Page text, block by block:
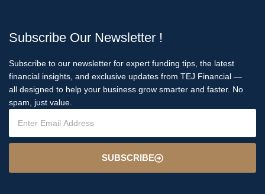
Subscribe Our Newsletter !
Subscribe to our newsletter for expert funding tips, the latest
financial insights, and exclusive updates from TEJ Financial —
all designed to help your business grow smarter and faster. No
spam, just value.
SUBSCRIBE